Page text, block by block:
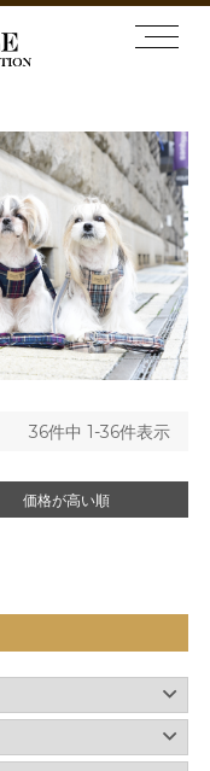
価格が高い順
36件中 1-36件表示